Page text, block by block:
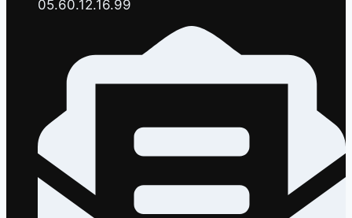
05.60.12.16.99